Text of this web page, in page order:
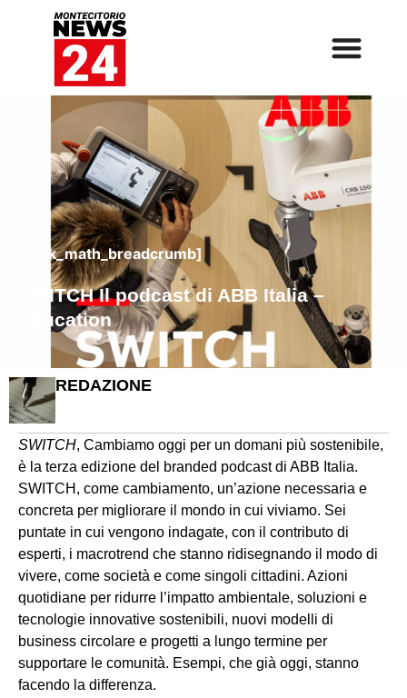
[rank_math_breadcrumb]
SWITCH Il podcast di ABB Italia –
Education
REDAZIONE
SWITCH , Cambiamo oggi per un domani più sostenibile,
è la terza edizione del branded podcast di ABB Italia.
SWITCH, come cambiamento, un’azione necessaria e
concreta per migliorare il mondo in cui viviamo. Sei
puntate in cui vengono indagate, con il contributo di
esperti, i macrotrend che stanno ridisegnando il modo di
vivere, come società e come singoli cittadini. Azioni
quotidiane per ridurre l’impatto ambientale, soluzioni e
tecnologie innovative sostenibili, nuovi modelli di
business circolare e progetti a lungo termine per
supportare le comunità. Esempi, che già oggi, stanno
facendo la differenza.